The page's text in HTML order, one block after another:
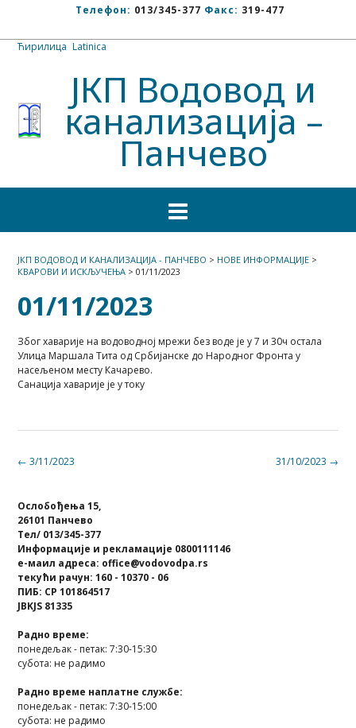
Телефон: 013/345-377 Факс: 319-477
Ћирилица Latinica
ЈКП Водовод и
канализација –
Панчево
ЈКП ВОДОВОД И КАНАЛИЗАЦИЈА - ПАНЧЕВО > НОВЕ ИНФОРМАЦИЈЕ >
КВАРОВИ И ИСКЉУЧЕЊА > 01/11/2023
01/11/2023
Због хаварије на водоводној мрежи без воде је у 7 и 30ч остала
Улица Маршала Тита од Србијанске до Народног Фронта у
насељеном месту Качарево.
Санација хаварије је у току
Post 31/10/2023 →
← 3/11/2023
Ослобођења 15,
26101 Панчево
Тел/ 013/345-377
Информације и рекламације 0800111146
е-маил адреса: office@vodovodpa.rs
текући рачун: 160 - 10370 - 06
ПИБ: СР 101864517
JBKJS 81335
Радно време:
понедељак - петак: 7:30-15:30
субота: не радимо
Радно време наплатне службе:
понедељак - петак: 7:30-15:00
субота: не радимо